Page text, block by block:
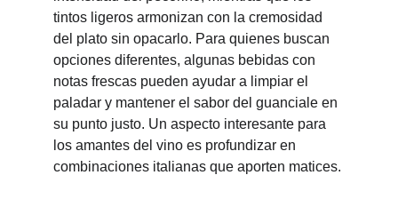
tintos ligeros armonizan con la cremosidad
del plato sin opacarlo. Para quienes buscan
opciones diferentes, algunas bebidas con
notas frescas pueden ayudar a limpiar el
paladar y mantener el sabor del guanciale en
su punto justo. Un aspecto interesante para
los amantes del vino es profundizar en
combinaciones italianas que aporten matices.